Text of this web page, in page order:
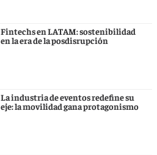
Fintechs en LATAM: sostenibilidad
en la era de la posdisrupción
La industria de eventos redefine su
eje: la movilidad gana protagonismo